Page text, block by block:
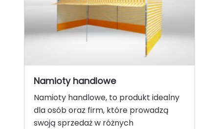
Namioty handlowe
Namioty handlowe, to produkt idealny
dla osób oraz firm, które prowadzą
swoją sprzedaż w różnych